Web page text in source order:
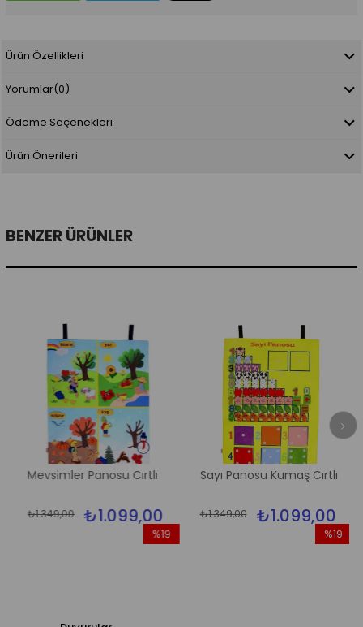
Ürün Özellikleri
Yorumlar(0)
Ödeme Seçenekleri
Ürün Önerileri
BENZER ÜRÜNLER
Mevsimler Panosu Cırtlı
₺1.099,00
₺1.349,00
%19
Sayı Panosu Kumaş Cırtlı
₺1.099,00
₺1.349,00
%19